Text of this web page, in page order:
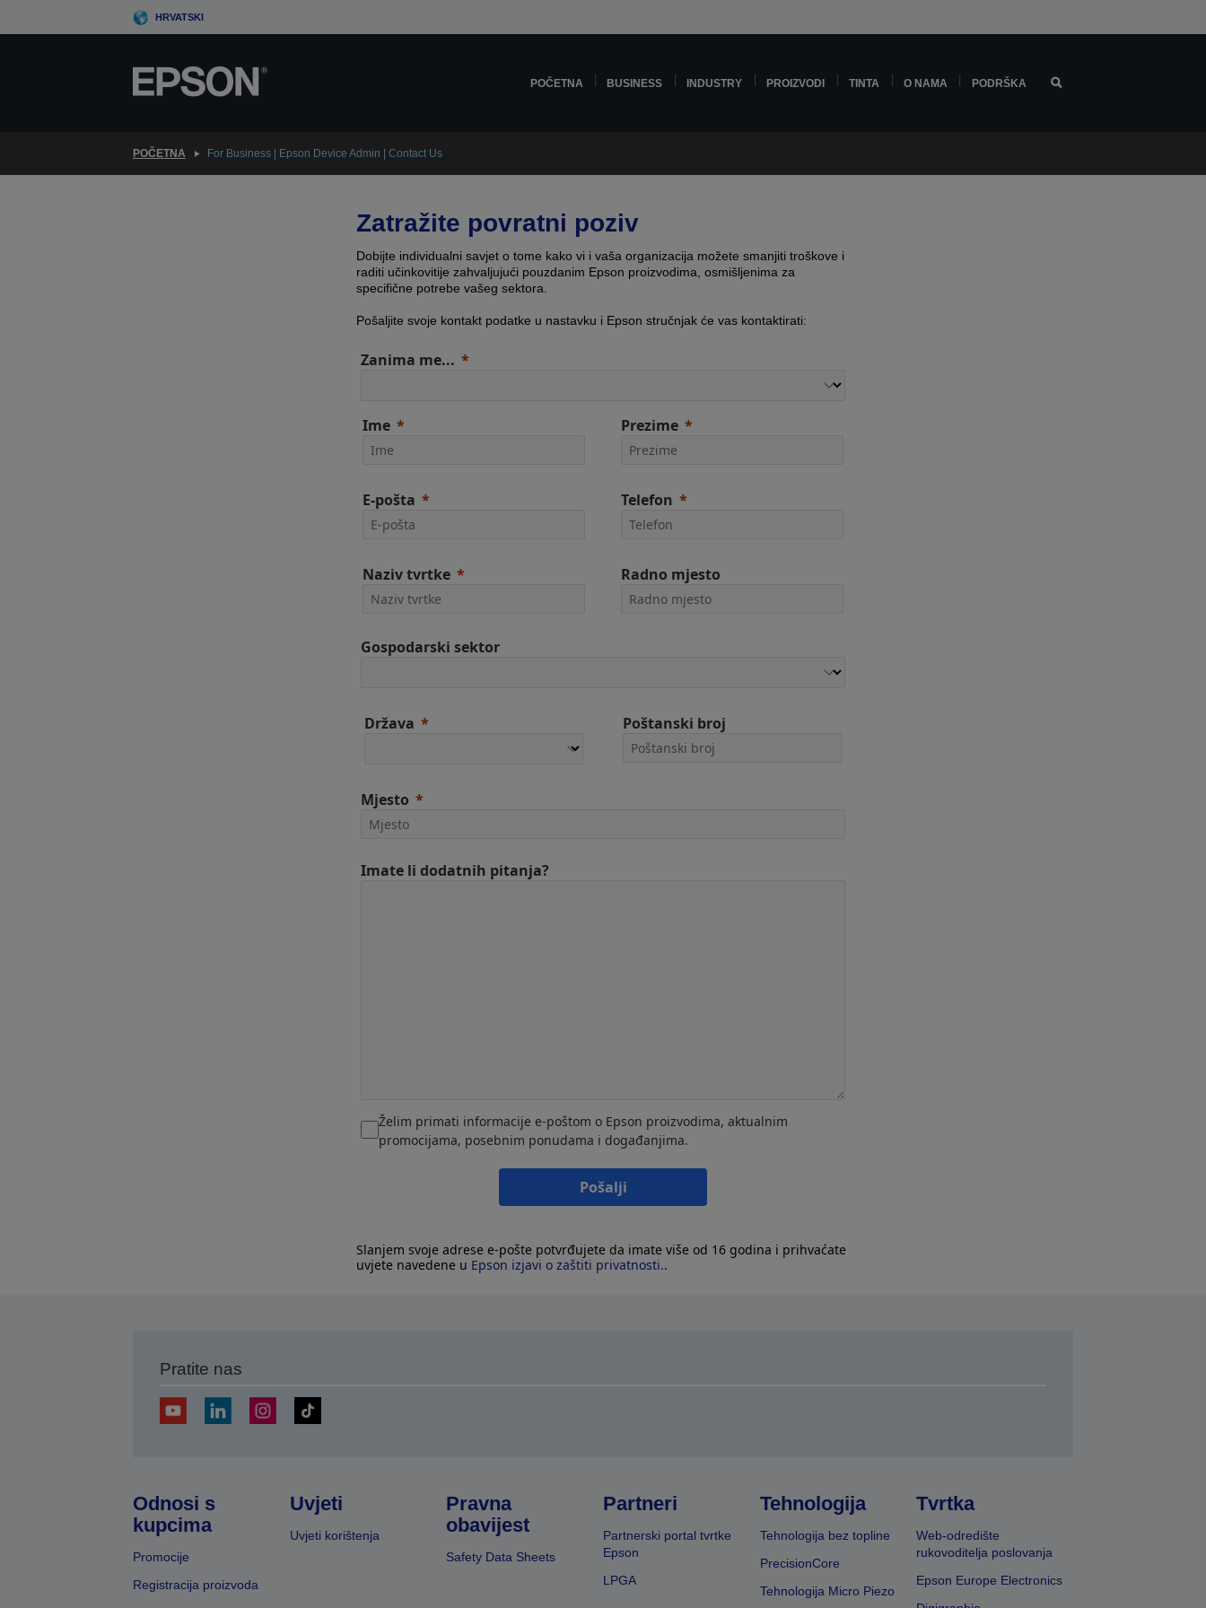
to
HRVATSKI
POČETNA BUSINESS INDUSTRY PROIZVODI TINTA O NAMA PODRŠKA
POČETNA For Business | Epson Device Admin | Contact Us
Zatražite povratni poziv
Dobijte individualni savjet o tome kako vi i vaša organizacija možete smanjiti troškove i
raditi učinkovitije zahvaljujući pouzdanim Epson proizvodima, osmišljenima za
specifične potrebe vašeg sektora.
Pošaljite svoje kontakt podatke u nastavku i Epson stručnjak će vas kontaktirati:
Zanima me...
Ime Prezime
E-pošta Telefon
Naziv tvrtke Radno mjesto
Gospodarski sektor
Država Poštanski broj
Mjesto
Imate li dodatnih pitanja?
Želim primati informacije e-poštom o Epson proizvodima, aktualnim
promocijama, posebnim ponudama i događanjima.
Pošalji
Slanjem svoje adrese e-pošte potvrđujete da imate više od 16 godina i prihvaćate
uvjete navedene u Epson izjavi o zaštiti privatnosti..
Pratite nas
Odnosi s
kupcima
Promocije
Registracija proizvoda
Uvjeti
Uvjeti korištenja
Pravna
obavijest
Safety Data Sheets
Partneri
Partnerski portal tvrtke
Epson
LPGA
Tehnologija
Tehnologija bez topline
PrecisionCore
Tehnologija Micro Piezo
Tvrtka
Web-odredište
rukovoditelja poslovanja
Epson Europe Electronics